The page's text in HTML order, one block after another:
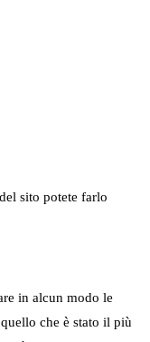
sito potete farlo
in alcun modo le
che è stato il più